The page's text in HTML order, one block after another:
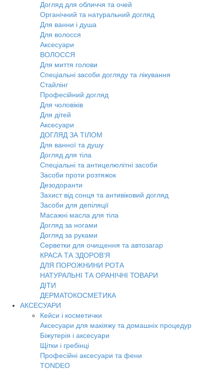
Догляд для обличчя та очей
Органічний та натуральний догляд
Для ванни і душа
Для волосся
Аксесуари
ВОЛОССЯ
Для миття голови
Спеціальні засоби догляду та лікування
Стайлінг
Професійний догляд
Для чоловіків
Для дітей
Аксесуари
ДОГЛЯД ЗА ТІЛОМ
Для ванної та душу
Догляд для тіла
Спеціальні та антицелюлітні засоби
Засоби проти розтяжок
Дезодоранти
Захист від сонця та антивіковий догляд
Засоби для депіляції
Масажні масла для тіла
Догляд за ногами
Догляд за руками
Серветки для очищення та автозагар
КРАСА ТА ЗДОРОВ'Я
ДЛЯ ПОРОЖНИНИ РОТА
НАТУРАЛЬНІ ТА ОРАНІЧНІ ТОВАРИ
ДІТИ
ДЕРМАТОКОСМЕТИКА
АКСЕСУАРИ
Кейси і косметички
Аксесуари для макіяжу та домашніх процедур
Біжутерія і аксесуари
Щітки і гребінці
Професійні аксесуари та фени
TONDEO